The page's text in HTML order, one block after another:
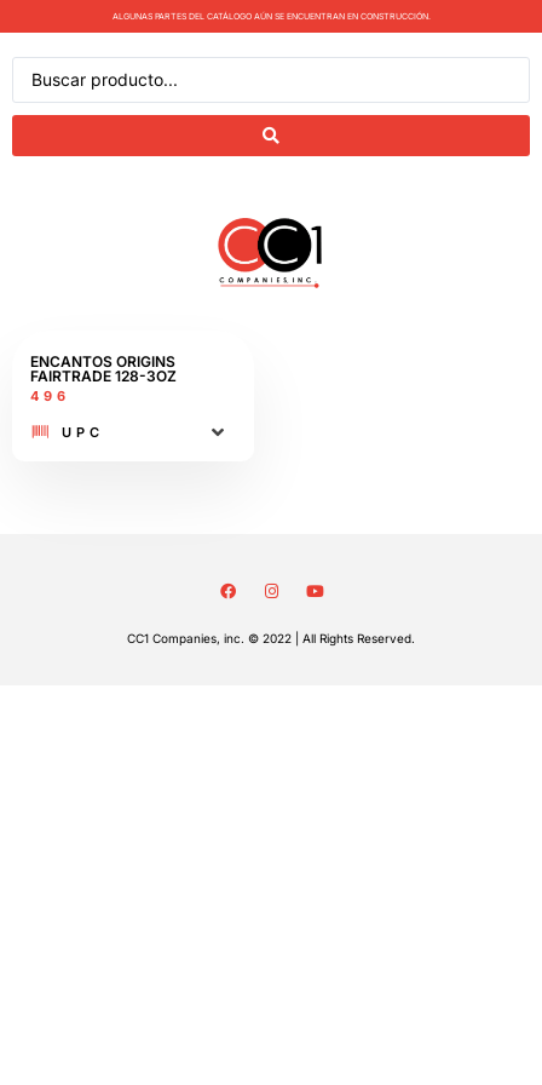
ALGUNAS PARTES DEL CATÁLOGO AÚN SE ENCUENTRAN EN CONSTRUCCIÓN.
ENCANTOS ORIGINS
FAIRTRADE 128-3OZ
496
UPC
CC1 Companies, inc. © 2022 | All Rights Reserved.